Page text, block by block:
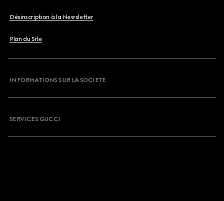
Désinscription à la Newsletter
Plan du Site
INFORMATIONS SUR LA SOCIETE
SERVICES GUCCI